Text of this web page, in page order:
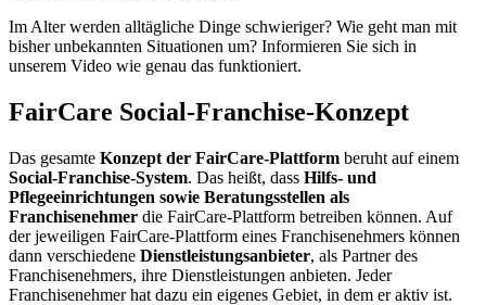
Im Alter werden alltägliche Dinge schwieriger? Wie geht man mit
bisher unbekannten Situationen um? Informieren Sie sich in
unserem Video wie genau das funktioniert.
FairCare Social-Franchise-Konzept
Das gesamte Konzept der FairCare-Plattform beruht auf einem
Social-Franchise-System. Das heißt, dass Hilfs- und
Pflegeeinrichtungen sowie Beratungsstellen als
Franchisenehmer die FairCare-Plattform betreiben können. Auf
der jeweiligen FairCare-Plattform eines Franchisenehmers können
dann verschiedene Dienstleistungsanbieter, als Partner des
Franchisenehmers, ihre Dienstleistungen anbieten. Jeder
Franchisenehmer hat dazu ein eigenes Gebiet, in dem er aktiv ist.